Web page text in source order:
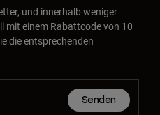
und innerhalb weniger
mit einem Rabattcode von 10
die entsprechenden
Senden